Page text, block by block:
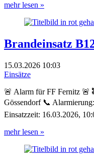
mehr lesen »
Brandeinsatz
15.03.2026 10:03
Einsätze
🚨 Alarm für FF Fernitz 🚨
Gössendorf 📞
Einsatzzeit: 16.03.2026,
mehr lesen »